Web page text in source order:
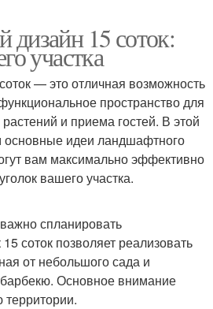
15 соток:
участка
— это отличная возможность
пространство для
и приема гостей. В этой
основные идеи ландшафтного
вам максимально эффективно
вашего участка.
спланировать
соток позволяет реализовать
от небольшого сада и
Основное внимание
территории.